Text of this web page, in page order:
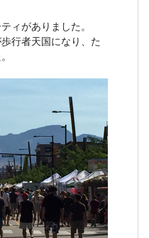
ィがありました。
行者天国になり、た